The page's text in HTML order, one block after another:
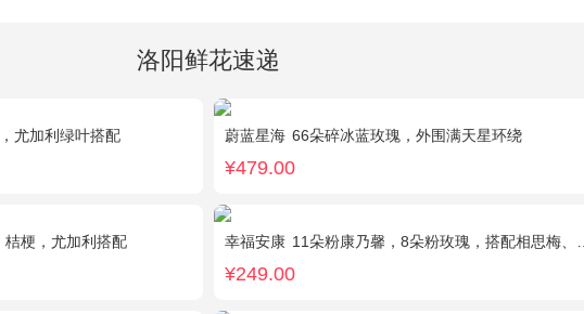
洛阳鲜花速递
尤加利绿叶搭配 蔚蓝星海 66朵碎冰蓝玫瑰，外围满天星环绕
¥479.00
桔梗，尤加利搭配 幸福安康 11朵粉康乃馨，8朵粉玫瑰，搭配相思梅、黄莺穿插点缀。
¥249.00